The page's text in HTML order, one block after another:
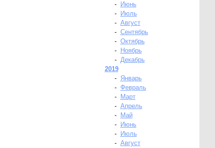
-
Июнь
-
Июль
- Август
- Сентябрь
- Октябрь
-
Ноябрь
- Декабрь
2019
-
Январь
- Февраль
-
Март
- Апрель
-
Май
-
Июнь
-
Июль
- Август